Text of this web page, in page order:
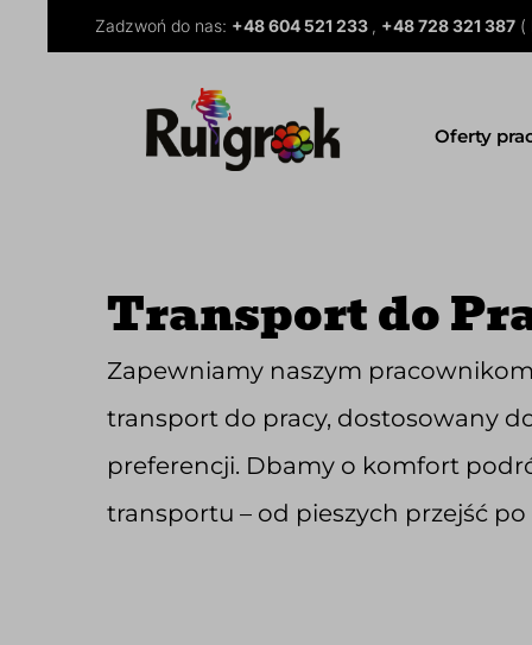
Zadzwoń do nas: +48 604 521 233 +48 728 321 387 (
Oferty
Transport do
Zapewniamy naszym
transport do pracy, dostosowany
preferencji. Dbamy o komfort
transportu – od pieszych przejść